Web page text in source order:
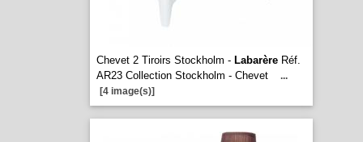
Chevet 2 Tiroirs Stockholm - LabarèreRéf.
AR23 Collection Stockholm - Chevet
...
[4 image(s)]